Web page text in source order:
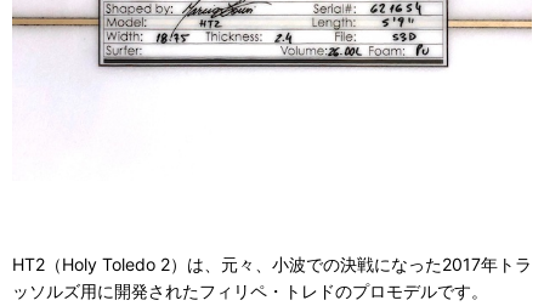
HT2（Holy Toledo 2）は、元々、小波での決戦になった2017年トラ
ッソルズ用に開発されたフィリペ・トレドのプロモデルです。